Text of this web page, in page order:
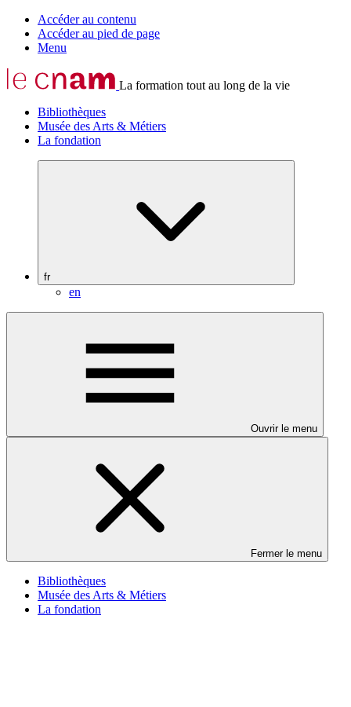
Accéder au contenu
Accéder au pied de page
Menu
La formation tout au long de la vie
Bibliothèques
Musée des Arts & Métiers
La fondation
fr
en
Ouvrir le menu
Fermer le menu
Bibliothèques
Musée des Arts & Métiers
La fondation